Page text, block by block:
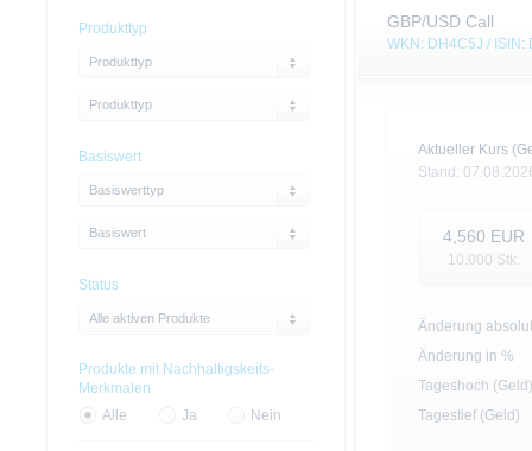
GBP/USD Call
WKN: DH4C5J /
Aktueller Kurs
Stand:
4,560 EUR
10.000 Stk.
Änderung absolut
Änderung in %
Tageshoch (Geld)
Tagestief (Geld)
Produkttyp
Produkttyp
Produkttyp
Basiswert
Basiswerttyp
Basiswert
Status
Alle aktiven Produkte
Produkte mit Nachhaltigskeits-
Merkmalen
Alle
Ja Nein